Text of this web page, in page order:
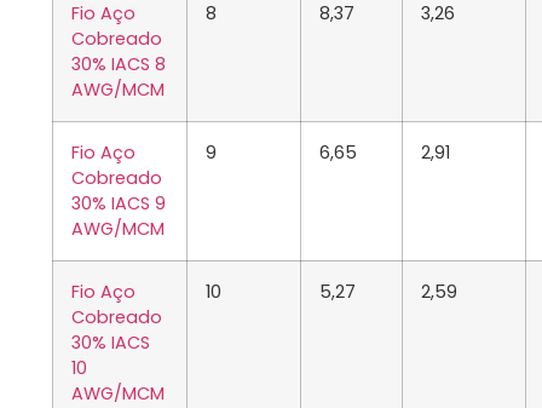
Fio Aço
Cobreado
30% IACS 8
AWG/MCM
8 8,37 3,26
Fio Aço
Cobreado
30% IACS 9
AWG/MCM
9 6,65 2,91
Fio Aço
Cobreado
30% IACS
10
AWG/MCM
10 5,27 2,59